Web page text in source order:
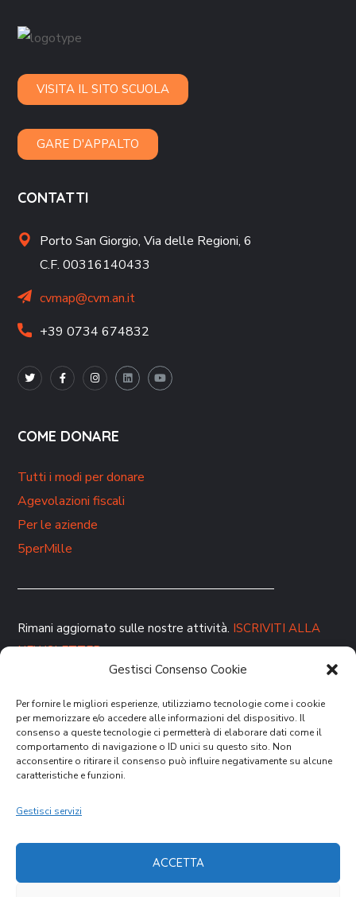
Gestisci Consenso Cookie
Per fornire le migliori esperienze, utilizziamo tecnologie come i cookie
per memorizzare e/o accedere alle informazioni del dispositivo. Il
consenso a queste tecnologie ci permetterà di elaborare dati come il
comportamento di navigazione o ID unici su questo sito. Non
acconsentire o ritirare il consenso può influire negativamente su alcune
caratteristiche e funzioni.
Gestisci servizi
ACCETTA
VISITA IL SITO SCUOLA
GARE D'APPALTO
CONTATTI
Porto San Giorgio,Via delle Regioni, 6
C.F. 00316140433
cvmap@cvm.an.it
+39 0734 674832
COME DONARE
Tutti i modi per donare
Agevolazioni fiscali
Per le aziende
5perMille
Rimani aggiornato sulle nostre attività. ISCRIVITI ALLA
NEWSLETTER